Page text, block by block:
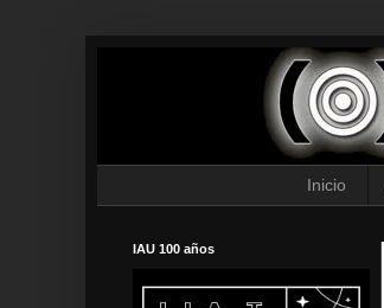
Inicio
IAU 100 años